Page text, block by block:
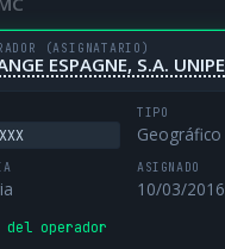
(ASIGNATARIO)
ESPAGNE, S.A.
TIPO
Geográfico
ASIGNADO
10/03/2016
del operador